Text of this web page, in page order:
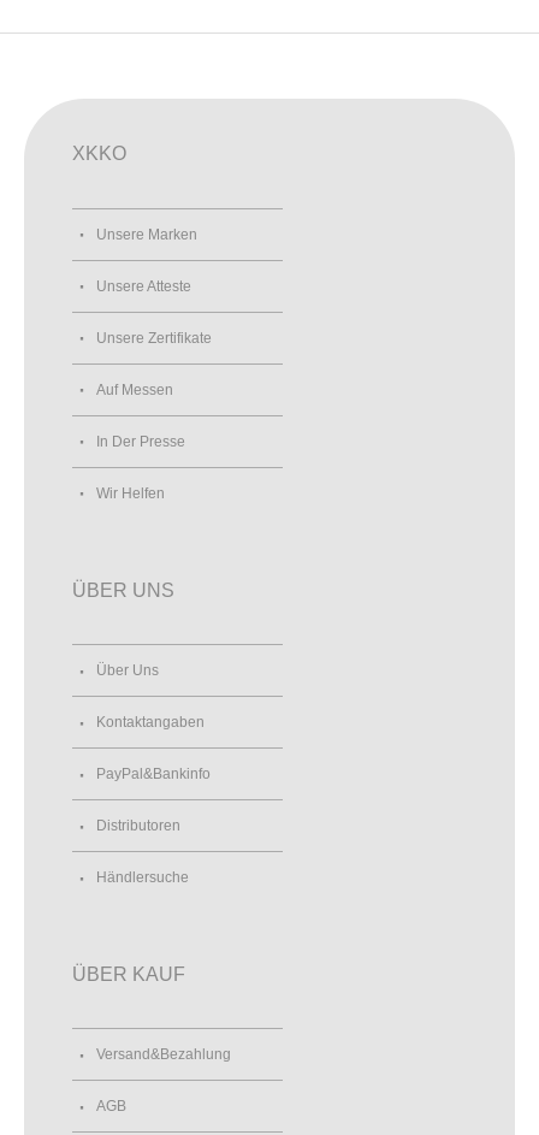
XKKO
Unsere Marken
Unsere Atteste
Unsere Zertifikate
Auf Messen
In Der Presse
Wir Helfen
ÜBER UNS
Über Uns
Kontaktangaben
PayPal&Bankinfo
Distributoren
Händlersuche
ÜBER KAUF
Versand&Bezahlung
AGB